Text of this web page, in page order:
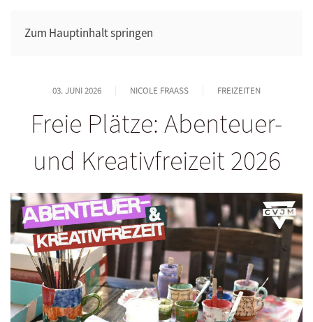
Zum Hauptinhalt springen
03. JUNI 2026 NICOLE FRAASS FREIZEITEN
Freie Plätze: Abenteuer-
und Kreativfreizeit 2026